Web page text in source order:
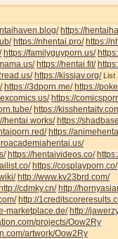
https://
https://nhentai.pro/ https://
https://familyguyporn.us/
https://hentai.fit/
https://kissjav.org/List
https://3dporn.me/ https://
https://
https://
hentai.works/ https://
https://
https://hentaivideos.co/
https://cosplayporn.co/
http://www.kv23brd.com/
http://cdmky.cn/ http://
http://
marketplace.de/ http://
projects/Oow2Ry
artwork/Oow2Ry